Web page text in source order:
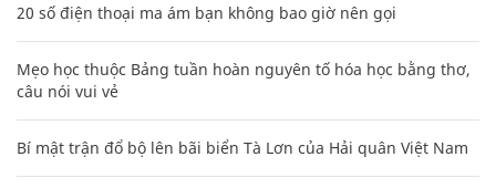
20 số điện thoại ma ám bạn không bao giờ nên gọi
Mẹo học thuộc Bảng tuần hoàn nguyên tố hóa học bằng thơ,
câu nói vui vẻ
Bí mật trận đổ bộ lên bãi biển Tà Lơn của Hải quân Việt Nam